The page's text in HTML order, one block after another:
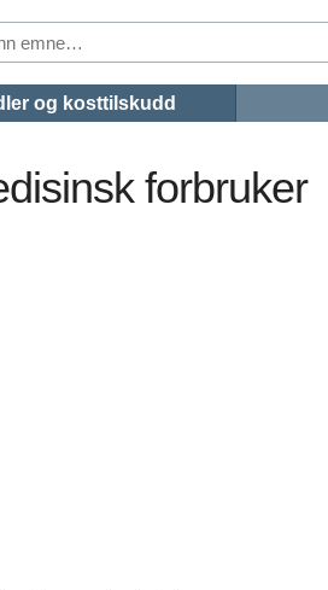
og kosttilskudd
forbruker